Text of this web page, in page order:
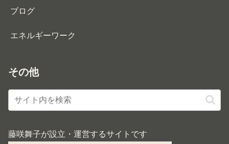
ブログ
エネルギーワーク
その他
藤咲舞子が設立・運営するサイトです